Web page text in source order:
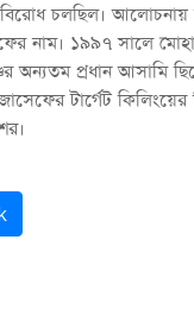
বিরোধ চলছিল।
নাম। ১৯৯৭ সালে
অন্যতম প্রধান আসামি
টার্গেট কিলিংয়ের